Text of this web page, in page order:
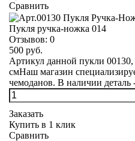
Сравнить
Пукля ручка-ножка 014
Отзывов: 0
500 руб.
Артикул данной пукли
смНаш магазин
чемоданов. В наличии деталь
Заказать
Купить в 1 клик
Сравнить